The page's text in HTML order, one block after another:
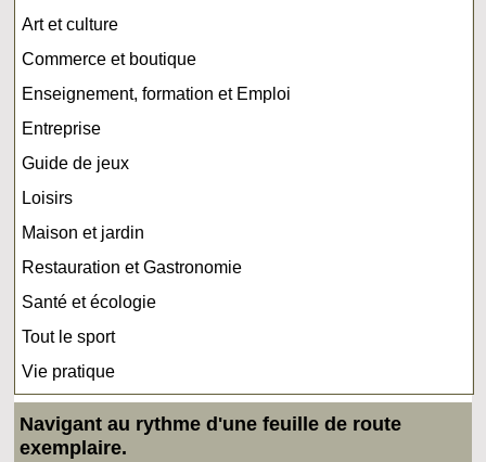
Art et culture
Commerce et boutique
Enseignement, formation et Emploi
Entreprise
Guide de jeux
Loisirs
Maison et jardin
Restauration et Gastronomie
Santé et écologie
Tout le sport
Vie pratique
Navigant au rythme d'une feuille de route
exemplaire.